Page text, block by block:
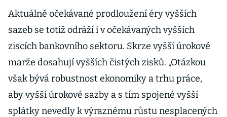
Aktuálně očekávané prodloužení éry vyšších
sazeb se totiž odráží i v očekávaných vyšších
ziscích bankovního sektoru. Skrze vyšší úrokové
marže dosahují vyšších čistých zisků. „Otázkou
však bývá robustnost ekonomiky a trhu práce,
aby vyšší úrokové sazby a s tím spojené vyšší
splátky nevedly k výraznému růstu nesplacených